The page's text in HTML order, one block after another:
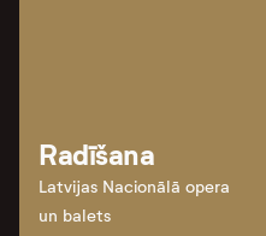
Radīšana
Latvijas Nacionālā opera
un balets